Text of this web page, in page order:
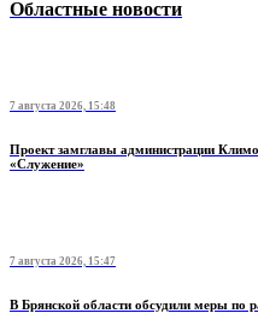
Областные новости
7 августа 2026, 15:48
Проект замглавы администрации
«Служение»
7 августа 2026, 15:47
В Брянской области обсудили меры по